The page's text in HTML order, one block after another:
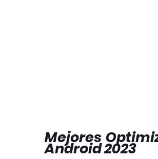
Mejores
Android 2023